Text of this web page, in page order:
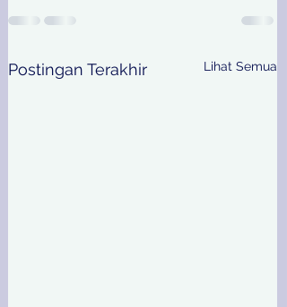
Postingan Terakhir Lihat Semua